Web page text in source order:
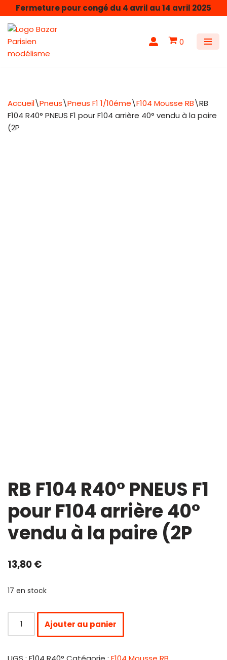
Aller
au
contenu
Fermeture pour congé du 4 avril au 14 avril 2025
0
Accueil\Pneus\Pneus F1 1/10éme\F104 Mousse RB\RB
F104 R40° PNEUS F1 pour F104 arrière 40° vendu à la paire
(2P
RB F104 R40° PNEUS F1
pour F104 arrière 40°
vendu à la paire (2P
13,80€
17 en stock
Ajouter au panier